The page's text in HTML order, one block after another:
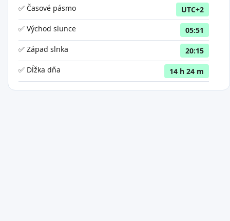
✅ Časové pásmo
UTC+2
✅ Východ slunce
05:51
✅ Západ slnka
20:15
✅ Dĺžka dňa
14 h 24 m